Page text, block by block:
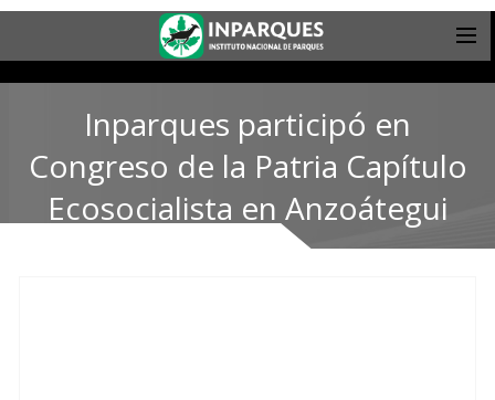
Inparques participó en
Congreso de la Patria Capítulo
Ecosocialista en Anzoátegui